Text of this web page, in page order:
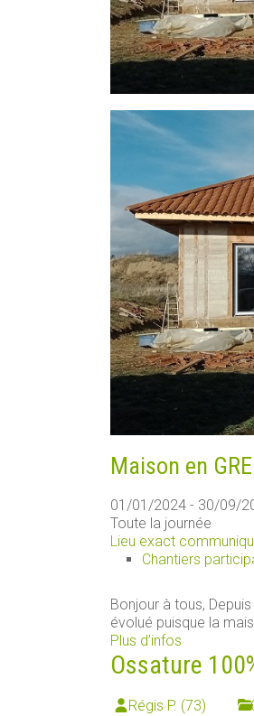
Maison en
01/01/2024 - 30/09/
Toute la journée
Lieu exact
Chantiers
Bonjour à tous,
évolué puisque la
Plus d’infos
Ossature
Régis P. (73)